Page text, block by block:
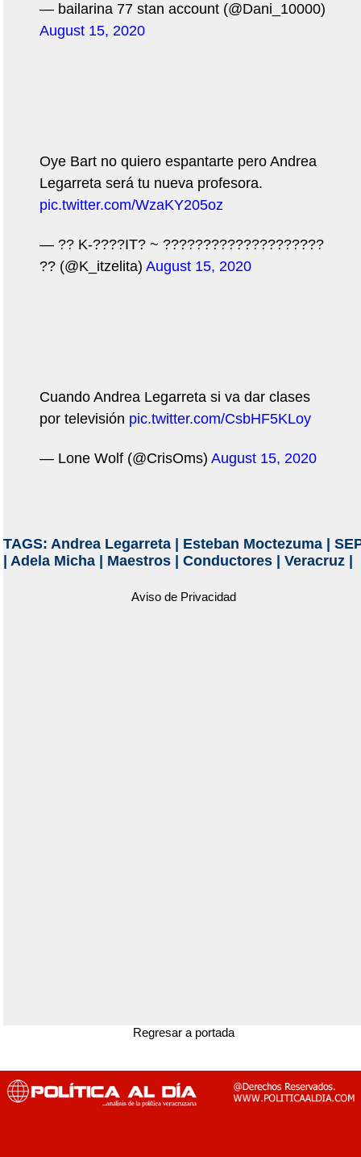
— bailarina 77 stan account (@Dani_10000)
August 15, 2020
Oye Bart no quiero espantarte pero Andrea
Legarreta será tu nueva profesora.
pic.twitter.com/WzaKY205oz
— ?? K-????IT? ~ ????????????????????
?? (@K_itzelita) August 15, 2020
Cuando Andrea Legarreta si va dar clases
por televisión pic.twitter.com/CsbHF5KLoy
— Lone Wolf (@CrisOms) August 15, 2020
TAGS: Andrea Legarreta| Esteban Moctezuma|
Adela Micha| Maestros| Conductores| Veracruz|
Aviso de Privacidad
Regresar a portada